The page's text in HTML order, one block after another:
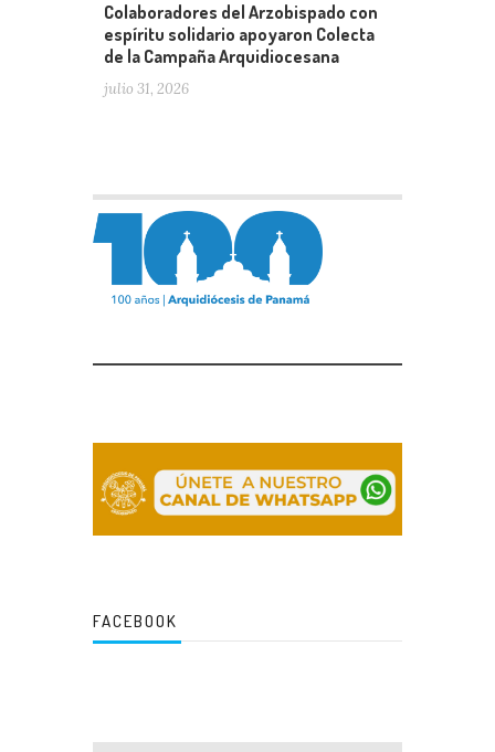
Colaboradores del Arzobispado con
espíritu solidario apoyaron Colecta
de la Campaña Arquidiocesana
julio 31, 2026
FACEBOOK